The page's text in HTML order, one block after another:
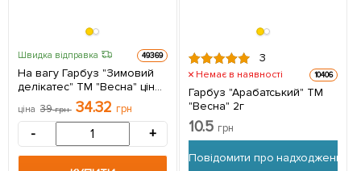
Швидка відправка 49369
На вагу Гарбуз "Зимовий
делікатес" ТМ "Весна" ціна
ціна 39грн 34.32 грн
- +
3
Немає в наявності 10406
Гарбуз "Арабатський" ТМ
"Весна" 2г
10.5 грн
Повідомити про надходження